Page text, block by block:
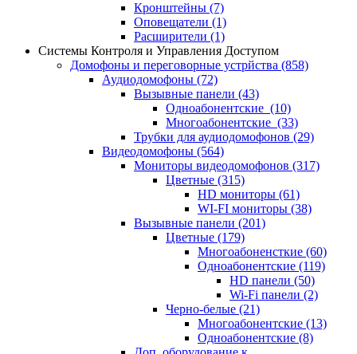
Кронштейны (7)
Оповещатели (1)
Расширители (1)
Системы Контроля и Управления Доступом
Домофоны и переговорные устрйства (858)
Аудиодомофоны (72)
Вызывные панели (43)
Одноабонентские (10)
Многоабонентские (33)
Трубки для аудиодомофонов (29)
Видеодомофоны (564)
Мониторы видеодомофонов (317)
Цветные (315)
HD мониторы (61)
WI-FI мониторы (38)
Вызывные панели (201)
Цветные (179)
Многоабоненсткие (60)
Одноабонентские (119)
HD панели (50)
Wi-Fi панели (2)
Черно-белые (21)
Многоабонентские (13)
Одноабонентские (8)